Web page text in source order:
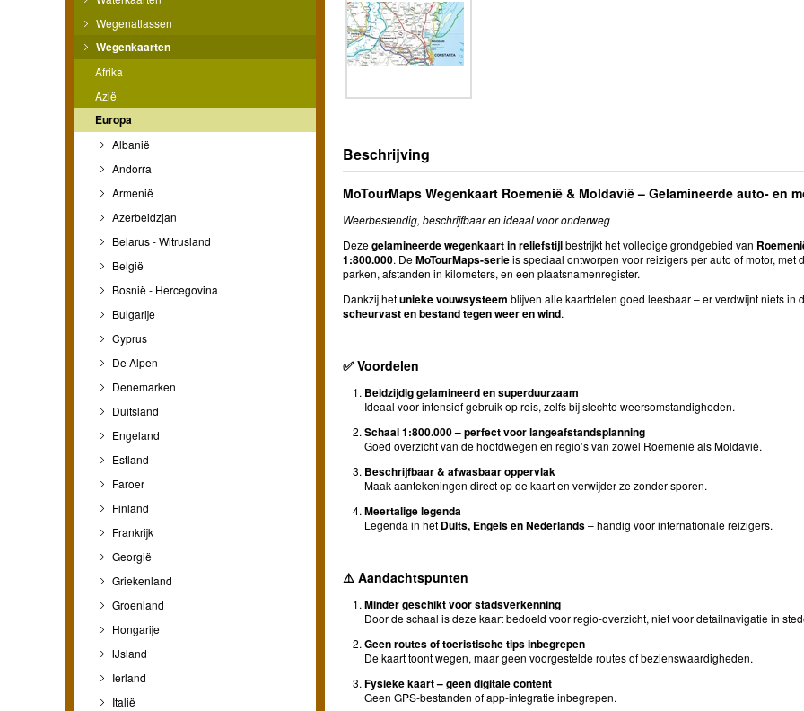
Wegenatlassen
Wegenkaarten
Afrika
Azië
Europa
Albanië
Andorra
Armenië
Azerbeidzjan
Belarus - Witrusland
België
Bosnië - Hercegovina
Bulgarije
Cyprus
De Alpen
Denemarken
Duitsland
Engeland
Estland
Faroer
Finland
Frankrijk
Georgië
Griekenland
Groenland
Hongarije
IJsland
Ierland
Italië
Beschrijving
MoTourMaps Wegenkaart Roemenië & Moldavië – Gelamineerde auto- en
Weerbestendig, beschrijfbaar en ideaal voor onderweg
Dezegelamineerde wegenkaart in reliefstijlbestrijkt het volledige grondgebied van
1:800.000. DeMoTourMaps-serieis speciaal ontworpen voor reizigers per auto of motor,
parken, afstanden in kilometers, en een plaatsnamenregister.
Dankzij hetunieke vouwsysteem blijven alle kaartdelen goed leesbaar – er verdwijnt niets in
scheurvast en bestand tegen weer en wind.
✅ Voordelen
Beidzijdig gelamineerd en superduurzaam
Ideaal voor intensief gebruik op reis, zelfs bij slechte weersomstandigheden.
Schaal 1:800.000 – perfect voor langeafstandsplanning
Goed overzicht van de hoofdwegen en regio’s van zowel Roemenië als Moldavië.
Beschrijfbaar & afwasbaar oppervlak
Maak aantekeningen direct op de kaart en verwijder ze zonder sporen.
Meertalige legenda
Legenda in het Duits, Engels en Nederlands– handig voor internationale reizigers.
⚠️ Aandachtspunten
Minder geschikt voor stadsverkenning
Door de schaal is deze kaart bedoeld voor regio-overzicht, niet voor detailnavigatie in
Geen routes of toeristische tips inbegrepen
De kaart toont wegen, maar geen voorgestelde routes of bezienswaardigheden.
Fysieke kaart – geen digitale content
Geen GPS-bestanden of app-integratie inbegrepen.